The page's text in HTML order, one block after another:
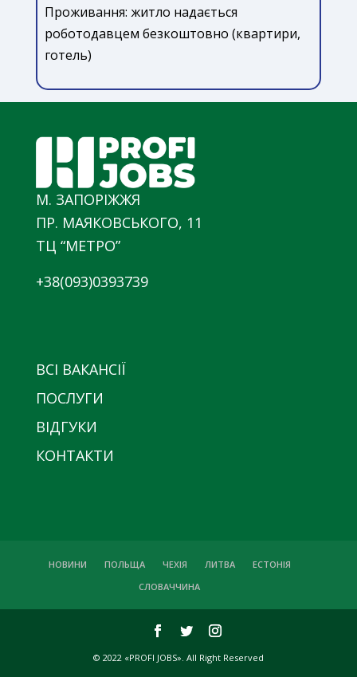
Проживання: житло надається
роботодавцем безкоштовно (квартири,
готель)
М. ЗАПОРІЖЖЯ
ПР. МАЯКОВСЬКОГО, 11
ТЦ “МЕТРО”
+38(093)0393739
ВСІ ВАКАНСІЇ
ПОСЛУГИ
ВІДГУКИ
КОНТАКТИ
НОВИНИ ПОЛЬЩА ЧЕХІЯ ЛИТВА
ЕСТОНІЯ
СЛОВАЧЧИНА
© 2022 «PROFI JOBS». All Right Reserved